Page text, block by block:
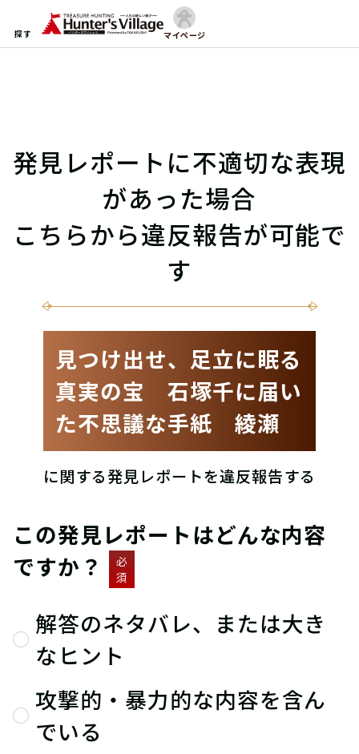
探す マイページ
発見レポートに不適切な表現
があった場合
こちらから違反報告が可能で
す
見つけ出せ、足立に眠る
真実の宝 石塚千に届い
た不思議な手紙 綾瀬
に関する発見レポートを違反報告する
この発見レポートはどんな内容
ですか？
必
須
解答のネタバレ、または大き
なヒント
攻撃的・暴力的な内容を含ん
でいる